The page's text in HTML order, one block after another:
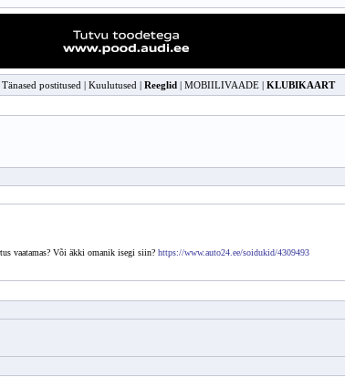
Tänased postitused | Kuulutused | Reeglid | MOBIILIVAADE | KLUBIKAART
vaatamas? Või äkki omanik isegi siin? https://www.auto24.ee/soidukid/4309493